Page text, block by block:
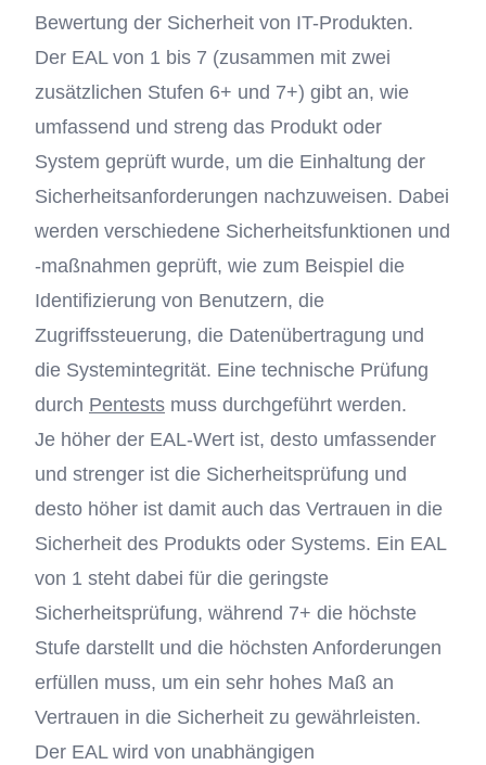
Bewertung der Sicherheit von IT-Produkten.
Der EAL von 1 bis 7 (zusammen mit zwei
zusätzlichen Stufen 6+ und 7+) gibt an, wie
umfassend und streng das Produkt oder
System geprüft wurde, um die Einhaltung der
Sicherheitsanforderungen nachzuweisen. Dabei
werden verschiedene Sicherheitsfunktionen und
-maßnahmen geprüft, wie zum Beispiel die
Identifizierung von Benutzern, die
Zugriffssteuerung, die Datenübertragung und
die Systemintegrität. Eine technische Prüfung
durch Pentests muss durchgeführt werden.
Je höher der EAL-Wert ist, desto umfassender
und strenger ist die Sicherheitsprüfung und
desto höher ist damit auch das Vertrauen in die
Sicherheit des Produkts oder Systems. Ein EAL
von 1 steht dabei für die geringste
Sicherheitsprüfung, während 7+ die höchste
Stufe darstellt und die höchsten Anforderungen
erfüllen muss, um ein sehr hohes Maß an
Vertrauen in die Sicherheit zu gewährleisten.
Der EAL wird von unabhängigen